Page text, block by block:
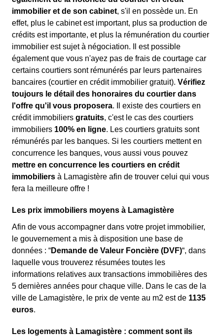
immobilier et de son cabinet, s'il en possède un. En
effet, plus le cabinet est important, plus sa production de
crédits est importante, et plus la rémunération du courtier
immobilier est sujet à négociation. Il est possible
également que vous n'ayez pas de frais de courtage car
certains courtiers sont rémunérés par leurs partenaires
bancaires (courtier en crédit immobilier gratuit). Vérifiez
toujours le détail des honoraires du courtier dans
l'offre qu'il vous proposera. Il existe des courtiers en
crédit immobiliers gratuits, c'est le cas des courtiers
immobiliers 100% en ligne. Les courtiers gratuits sont
rémunérés par les banques. Si les courtiers mettent en
concurrence les banques, vous aussi vous pouvez
mettre en concurrence les courtiers en crédit
immobiliers à Lamagistère afin de trouver celui qui vous
fera la meilleure offre !
Les prix immobiliers moyens à Lamagistère
Afin de vous accompagner dans votre projet immobilier,
le gouvernement a mis à disposition une base de
données : “Demande de Valeur Foncière (DVF)“, dans
laquelle vous trouverez résumées toutes les
informations relatives aux transactions immobilières des
5 dernières années pour chaque ville. Dans le cas de la
ville de Lamagistère, le prix de vente au m2 est de 1135
euros.
Les logements à Lamagistère : comment sont ils